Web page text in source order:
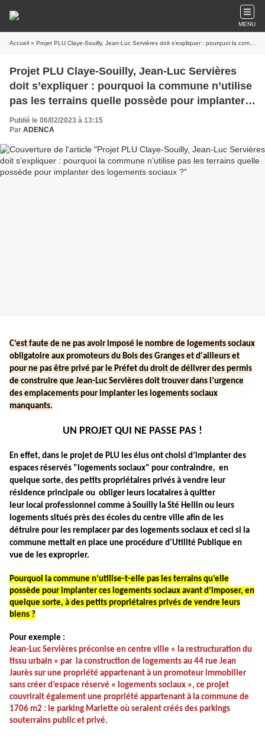
MENU
Accueil » Projet PLU Claye-Souilly, Jean-Luc Servières doit s’expliquer : pourquoi la commune n’utilise pas les terrains quelle possède pour implanter des logements sociaux ?
Projet PLU Claye-Souilly, Jean-Luc Servières
doit s’expliquer : pourquoi la commune n’utilise
pas les terrains quelle possède pour implanter
des logements sociaux ?
Publié le 06/02/2023 à 13:15
Par ADENCA
C’est faute de ne pas avoir imposé le nombre de logements sociaux
obligatoire aux promoteurs du Bois des Granges et d'ailleurs et
pour ne pas être privé par le Préfet du droit de délivrer des permis
de construire que Jean-Luc Servières doit trouver dans l’urgence
des emplacements pour implanter les logements sociaux
manquants.
UN PROJET QUI NE PASSE PAS !
En effet, dans le projet de PLU les élus ont choisi d’implanter des
espaces réservés "logements sociaux" pour contraindre, en
quelque sorte, des petits propriétaires privés à vendre leur
résidence principale ou obliger leurs locataires à quitter
leur local professionnel comme à Souilly la Sté Hellin ou leurs
logements situés près des écoles du centre ville afin de les
détruire pour les remplacer par des logements sociaux et ceci si la
commune mettait en place une procédure d'Utilité Publique en
vue de les exproprier.
Pourquoi la commune n’utilise-t-elle pas les terrains qu’elle
possède pour implanter ces logements sociaux avant d’imposer, en
quelque sorte, à des petits propriétaires privés de vendre leurs
biens ?
Pour exemple :
Jean-Luc Servières préconise en centre ville « la restructuration du
tissu urbain » par la construction de logements au 44 rue Jean
Jaurès sur une propriété appartenant à un promoteur immobilier
sans créer d’espace réservé « logements sociaux », ce projet
couvrirait également une propriété appartenant à la commune de
1706 m2 : le parking Mariette où seraient créés des parkings
souterrains public et privé.